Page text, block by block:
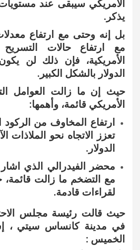
يذكر.
بل إنه وحتى مع ارتفاع
مع ارتفاع حالات
الأمريكية، فإن ذلك لن
الدولار بالشكل الكبير.
حيث إن ما زالت العوامل
الأمريكي قائمة، وأهمها:
ارتفاع المخاوف من الركود
تعزز الاتجاه نحو الملاذات
الدولار.
محضر الفيدرالي الذي
مع التضخم ما زالت
لقراءات قادمة.
حيث قالت رئيسة مجلس
في مدينة كانساس سيتي ،
الخميس :